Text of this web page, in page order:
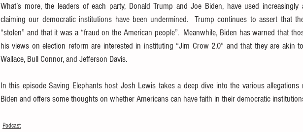
What’s more, the leaders of each party, Donald Trump and Joe Biden, have used increasingly
claiming our democratic institutions have been undermined.  Trump continues to assert that
“stolen” and that it was a “fraud on the American people”.  Meanwhile, Biden has warned that
his views on election reform are interested in instituting “Jim Crow 2.0” and that they are akin
Wallace, Bull Connor, and Jefferson Davis.
In this episode Saving Elephants host Josh Lewis takes a deep dive into the various allegations
Biden and offers some thoughts on whether Americans can have faith in their democratic
Podcast